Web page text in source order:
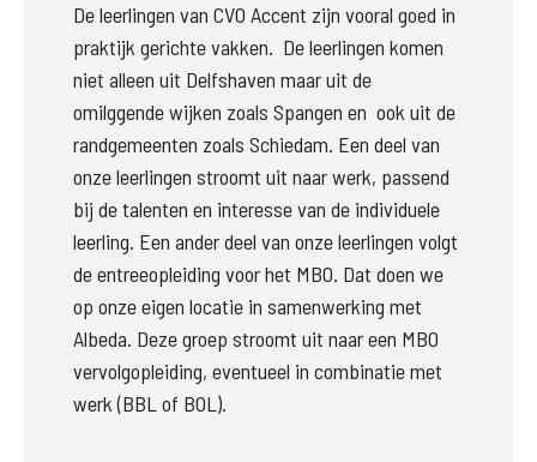
De leerlingen van CVO Accent zijn vooral goed in
praktijk gerichte vakken.  De leerlingen komen
niet alleen uit Delfshaven maar uit de
omilggende wijken zoals Spangen en  ook uit de
randgemeenten zoals Schiedam. Een deel van
onze leerlingen stroomt uit naar werk, passend
bij de talenten en interesse van de individuele
leerling. Een ander deel van onze leerlingen volgt
de entreeopleiding voor het MBO. Dat doen we
op onze eigen locatie in samenwerking met
Albeda. Deze groep stroomt uit naar een MBO
vervolgopleiding, eventueel in combinatie met
werk (BBL of BOL).